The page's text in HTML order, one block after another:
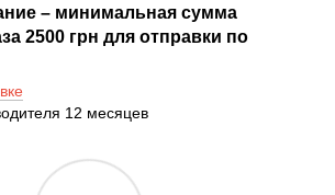
– минимальная сумма
2500 грн для отправки по
12 месяцев